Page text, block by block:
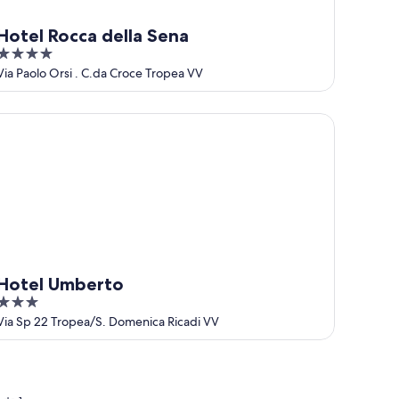
Rocca della Sena
Paolo Orsi . C.da Croce Tropea VV
Umberto
Sp 22 Tropea/S. Domenica Ricadi VV
Umberto